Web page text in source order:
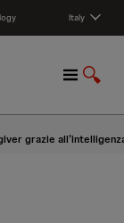
Italy
M
n
u
S
o
w
grazie